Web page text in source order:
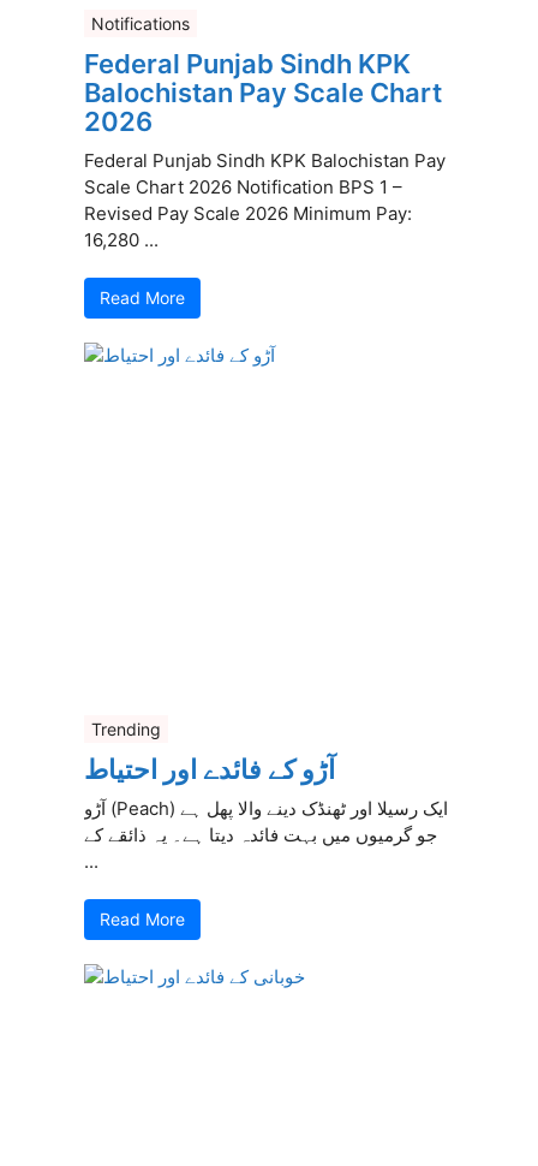
Notifications
Federal Punjab Sindh KPK
Balochistan Pay Scale Chart
2026
Federal Punjab Sindh KPK Balochistan Pay
Scale Chart 2026 Notification BPS 1 –
Revised Pay Scale 2026 Minimum Pay:
16,280 ...
Read More
Trending
آڑو کے فائدے اور احتیاط
آڑو (Peach) ایک رسیلا اور ٹھنڈک دینے والا پھل ہے
جو گرمیوں میں بہت فائدہ دیتا ہے۔ یہ ذائقے کے
...
Read More